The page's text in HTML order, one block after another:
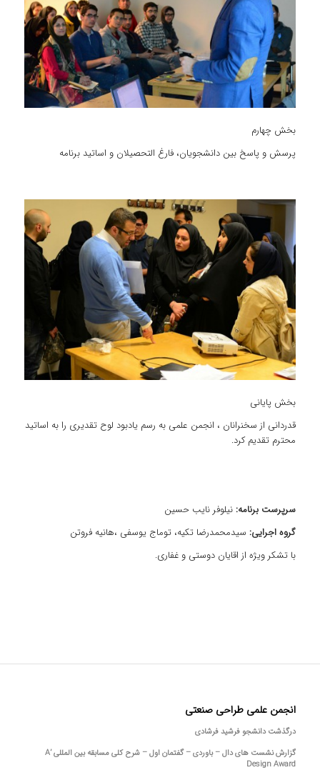
بخش چهارم
پرسش و پاسخ بین دانشجویان، فارغ التحصیلان و اساتید برنامه
بخش پایانی
قدردانی از سخنرانان ، انجمن علمی به رسم یادبود لوح تقدیری را به اساتید
محترم تقدیم کرد.
سرپرست برنامه:نیلوفر نایب حسین
گروه اجرایی:سیدمحمدرضا تکیه، توماج یوسفی ،هانیه فروتن
با تشکر ویژه از اقایان دوستی و غفاری.
انجمن علمی طراحی صنعتی
درگذشت دانشجو فرشید فرشادی
گزارش نشست های دال – باوردی – گفتمان اول – شرح کلی مسابقه بین المللی A’
Design Award